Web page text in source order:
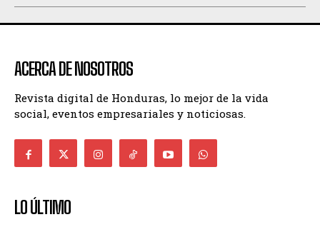
ACERCA DE NOSOTROS
Revista digital de Honduras, lo mejor de la vida
social, eventos empresariales y noticiosas.
LO ÚLTIMO